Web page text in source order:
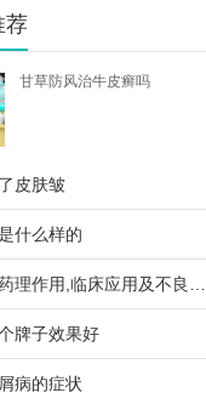
荐
甘草防风治牛皮癣吗
皮肤皱
什么样的
牌子效果好
病的症状